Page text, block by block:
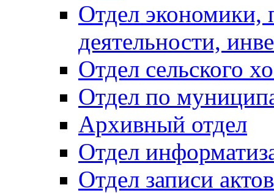
Отдел экономики,
деятельности,
Отдел сельского
Отдел по
Архивный отдел
Отдел
Отдел записи